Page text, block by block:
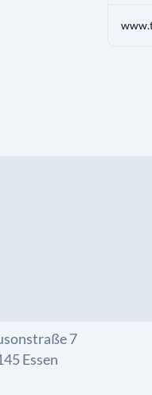
7
Essen